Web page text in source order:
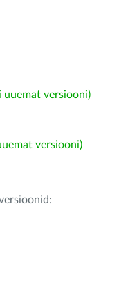
uuemat versiooni)
versiooni)